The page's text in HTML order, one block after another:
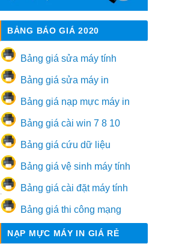
BẢNG BÁO GIÁ 2020
Bảng giá sửa máy tính
Bảng giá sửa máy in
Bảng giá nạp mực máy in
Bảng giá cài win 7 8 10
Bảng giá cứu dữ liệu
Bảng giá vệ sinh máy tính
Bảng giá cài đặt máy tính
Bảng giá thi công mạng
NẠP MỰC MÁY IN GIÁ RẺ